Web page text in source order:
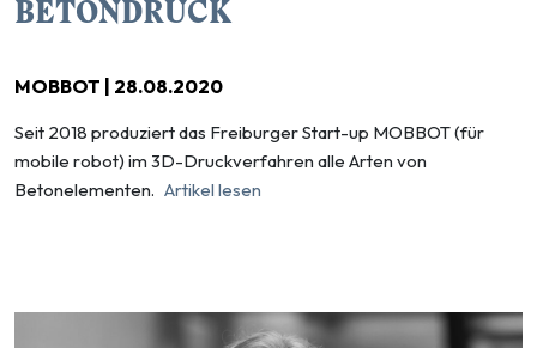
BETONDRUCK
MOBBOT | 28.08.2020
Seit 2018 produziert das Freiburger Start-up MOBBOT (für
mobile robot) im 3D-Druckverfahren alle Arten von
Betonelementen. Artikel lesen